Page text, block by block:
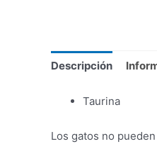
Descripción
Taurina
Los gatos no